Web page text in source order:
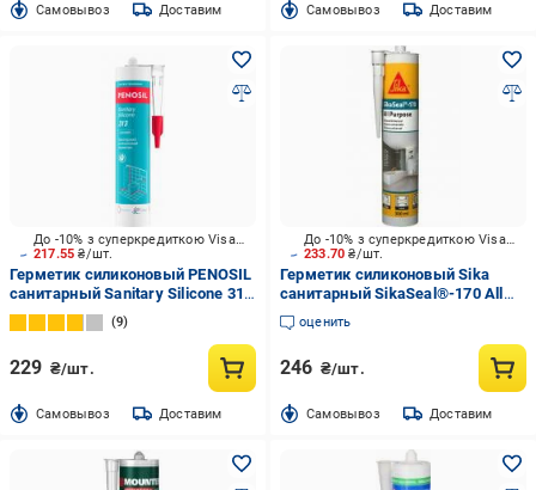
Cамовывоз Доставим Cамовывоз Доставим
217.55₴/шт.
До -10% з суперкредиткою Visa Вигода
Герметик силиконовый PENOSIL
санитарный Sanitary Silicone 313
прозрачный 310 мл
9
229 ₴/шт.
Cамовывоз Доставим
233.70₴/шт.
До -10% з суперкредиткою Visa Вигода
Герметик силиконовый Sika
санитарный SikaSeal®-170 All
Purpose прозрачный 300 мл 0,3
кг
оценить
246 ₴/шт.
Cамовывоз Доставим